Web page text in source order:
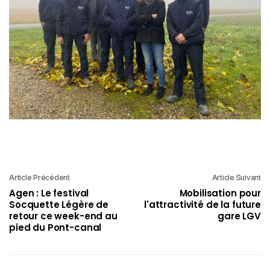
Article Précédent
Agen : Le festival
Socquette Légère de
retour ce week-end au
pied du Pont-canal
Article Suivant
Mobilisation pour
l'attractivité de la future
gare LGV